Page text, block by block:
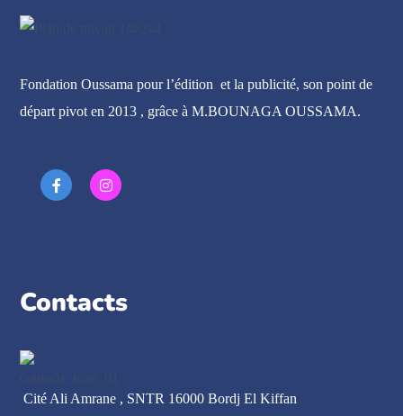
Fondation Oussama pour l’édition et la publicité, son point de
départ pivot en 2013 , grâce à M.BOUNAGA OUSSAMA.
Contacts
Cité Ali Amrane , SNTR 16000 Bordj El Kiffan